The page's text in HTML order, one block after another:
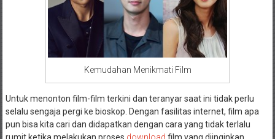
Kemudahan Menikmati Film
Untuk menonton film-film terkini dan teranyar saat ini tidak perlu
selalu sengaja pergi ke bioskop. Dengan fasilitas internet, film apa
pun bisa kita cari dan didapatkan dengan cara yang tidak terlalu